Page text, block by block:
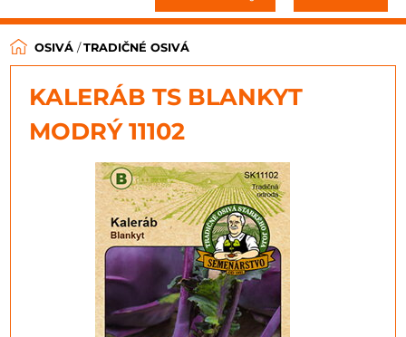
OSIVÁ / TRADIČNÉ OSIVÁ
KALERÁB TS BLANKYT
MODRÝ 11102